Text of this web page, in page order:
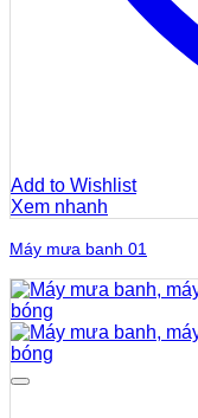
Add to Wishlist
Xem nhanh
Máy mưa banh 01